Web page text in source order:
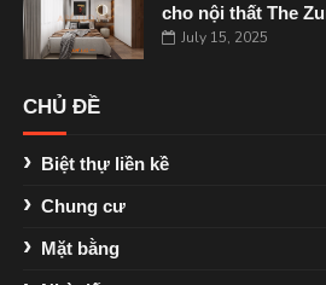
cho nội thất The
July 15, 2025
CHỦ ĐỀ
Biệt thự liền kề
Chung cư
Mặt bằng